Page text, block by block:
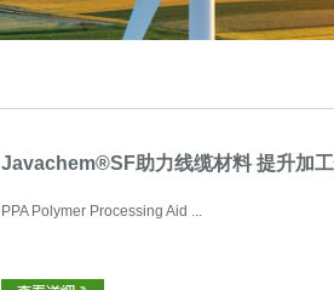
Javachem®SF助力线缆材料 提升加
PPA Polymer Processing Aid ...